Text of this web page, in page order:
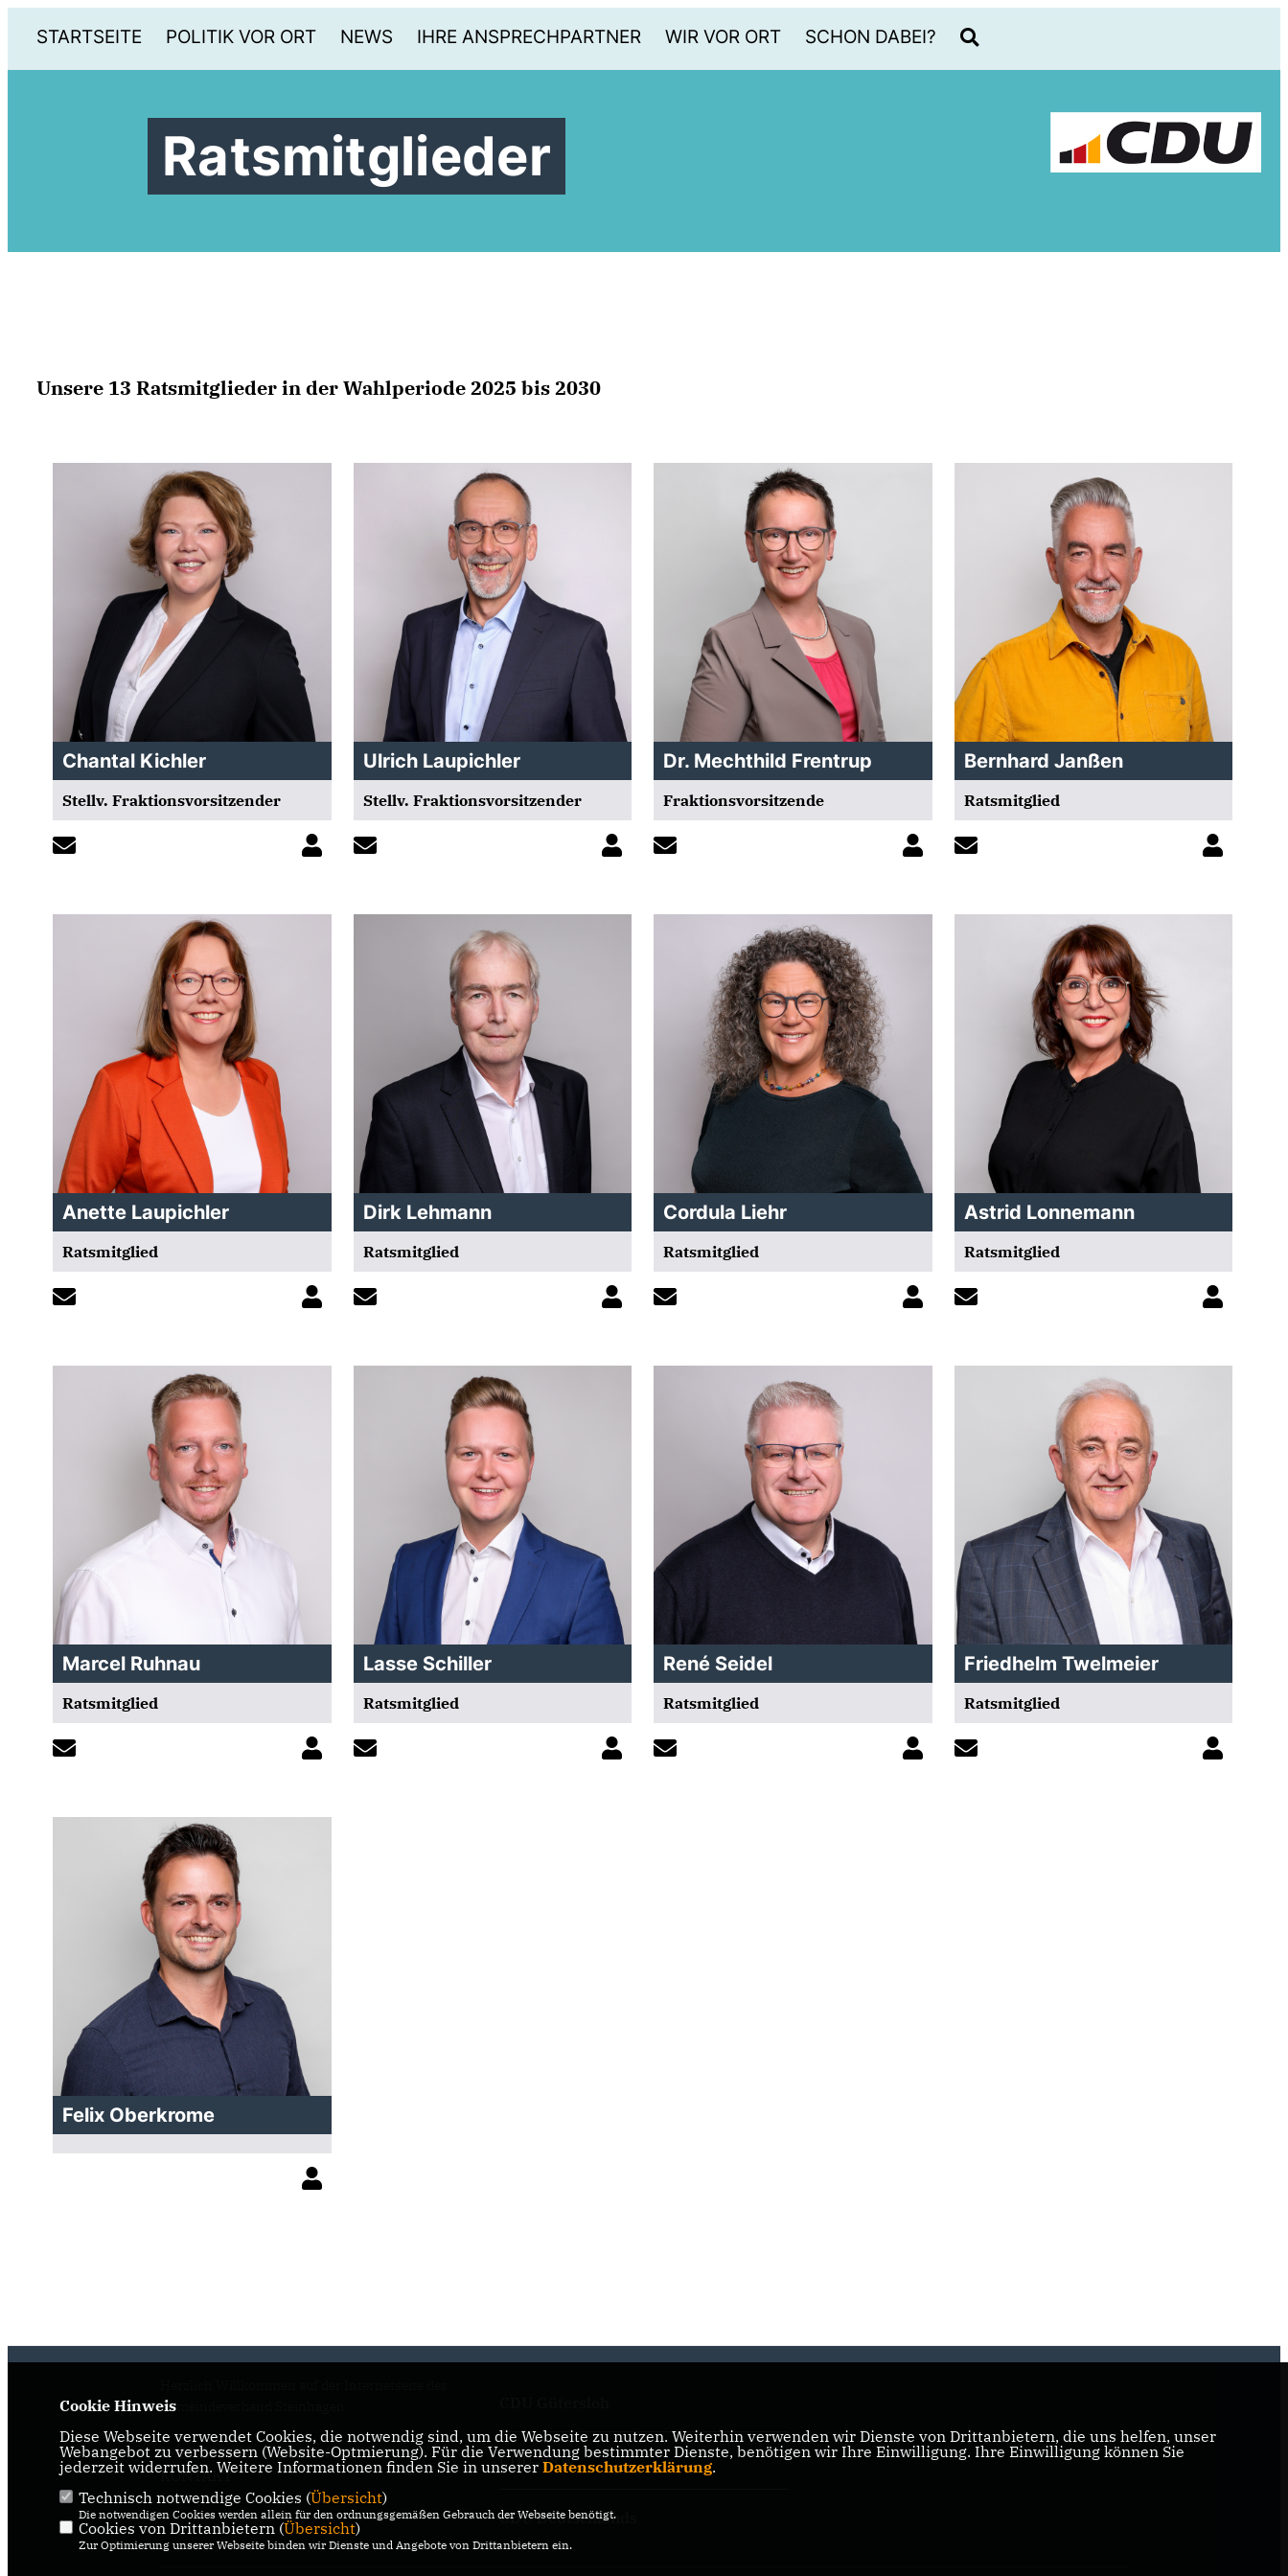
STARTSEITE POLITIK VOR ORT NEWS IHRE ANSPRECHPARTNER WIR VOR ORT SCHON DABEI?
Ratsmitglieder
Unsere 13 Ratsmitglieder in der Wahlperiode 2025 bis 2030
Chantal Kichler
Stellv. Fraktionsvorsitzender
Ulrich Laupichler
Stellv. Fraktionsvorsitzender
Dr. Mechthild Frentrup
Fraktionsvorsitzende
Bernhard Janßen
Ratsmitglied
Anette Laupichler
Ratsmitglied
Dirk Lehmann
Ratsmitglied
Cordula Liehr
Ratsmitglied
Astrid Lonnemann
Ratsmitglied
Marcel Ruhnau
Ratsmitglied
Lasse Schiller
Ratsmitglied
René Seidel
Ratsmitglied
Friedhelm Twelmeier
Ratsmitglied
Felix Oberkrome
Gemeindeverband Steinhagen
IMPRESSUM
DATENSCHUTZ
KONTAKT
CDU NRW
CDU Deutschlands
Cookie Hinweis
Diese Webseite verwendet Cookies, die notwendig sind, um die Webseite zu nutzen. Weiterhin verwenden wir Dienste von Drittanbietern, die uns helfen, unser
Webangebot zu verbessern (Website-Optmierung). Für die Verwendung bestimmter Dienste, benötigen wir Ihre Einwilligung. Ihre Einwilligung können Sie
jederzeit widerrufen. Weitere Informationen finden Sie in unserer Datenschutzerklärung.
Technisch notwendige Cookies (Übersicht)
Die notwendigen Cookies werden allein für den ordnungsgemäßen Gebrauch der Webseite benötigt.
Cookies von Drittanbietern (Übersicht)
Zur Optimierung unserer Webseite binden wir Dienste und Angebote von Drittanbietern ein.